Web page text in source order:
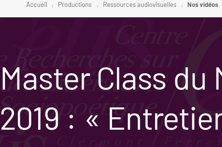
Accueil Productions Ressources audiovisuelles Nos vidéos
Master Class
2019 : «